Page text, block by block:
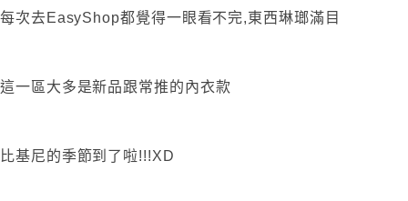
每次去EasyShop都覺得一眼看不完,東西琳瑯滿目
這一區大多是新品跟常推的內衣款
比基尼的季節到了啦!!!XD